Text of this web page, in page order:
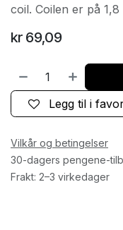
coil. Coilen er på 1,8
kr 69,09
Legg til i
Vilkår og betingelser
30-dagers pengene-
Frakt: 2–3 virkedager